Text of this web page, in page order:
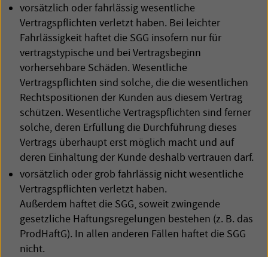
vorsätzlich oder fahrlässig wesentliche
Vertragspflichten verletzt haben. Bei leichter
Fahrlässigkeit haftet die SGG insofern nur für
vertragstypische und bei Vertragsbeginn
vorhersehbare Schäden. Wesentliche
Vertragspflichten sind solche, die die wesentlichen
Rechtspositionen der Kunden aus diesem Vertrag
schützen. Wesentliche Vertragspflichten sind ferner
solche, deren Erfüllung die Durchführung dieses
Vertrags überhaupt erst möglich macht und auf
deren Einhaltung der Kunde deshalb vertrauen darf.
vorsätzlich oder grob fahrlässig nicht wesentliche
Vertragspflichten verletzt haben.
Außerdem haftet die SGG, soweit zwingende
gesetzliche Haftungsregelungen bestehen (z. B. das
ProdHaftG). In allen anderen Fällen haftet die SGG
nicht.